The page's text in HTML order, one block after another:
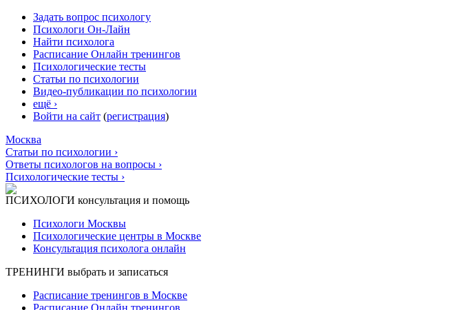
Задать вопрос психологу
Психологи Он-Лайн
Найти психолога
Расписание Онлайн тренингов
Психологические тесты
Статьи по психологии
Видео-публикации по психологии
ещё ›
Войти на сайт (регистрация)
Москва
Статьи по психологии ›
Ответы психологов на вопросы ›
Психологические тесты ›
ПСИХОЛОГИ консультация и помощь
Психологи Москвы
Психологические центры в Москве
Консультация психолога онлайн
ТРЕНИНГИ выбрать и записаться
Расписание тренингов в Москве
Расписание Онлайн тренингов